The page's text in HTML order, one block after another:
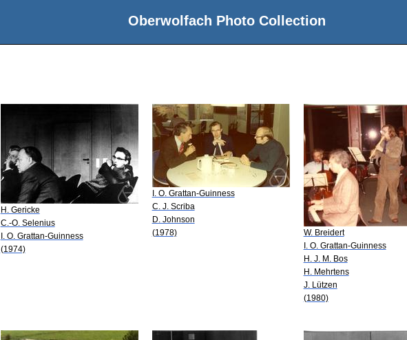
Oberwolfach Photo Collection
H. Gericke
C.-O. Selenius
I. O. Grattan-Guinness
(1974)
I. O. Grattan-Guinness
C. J. Scriba
D. Johnson
(1978)
W. Breidert
I. O. Grattan-Guinness
H. J. M. Bos
H. Mehrtens
J. Lützen
(1980)